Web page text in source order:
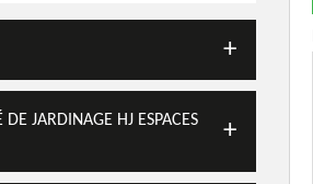
JARDINAGE HJ ESPACES